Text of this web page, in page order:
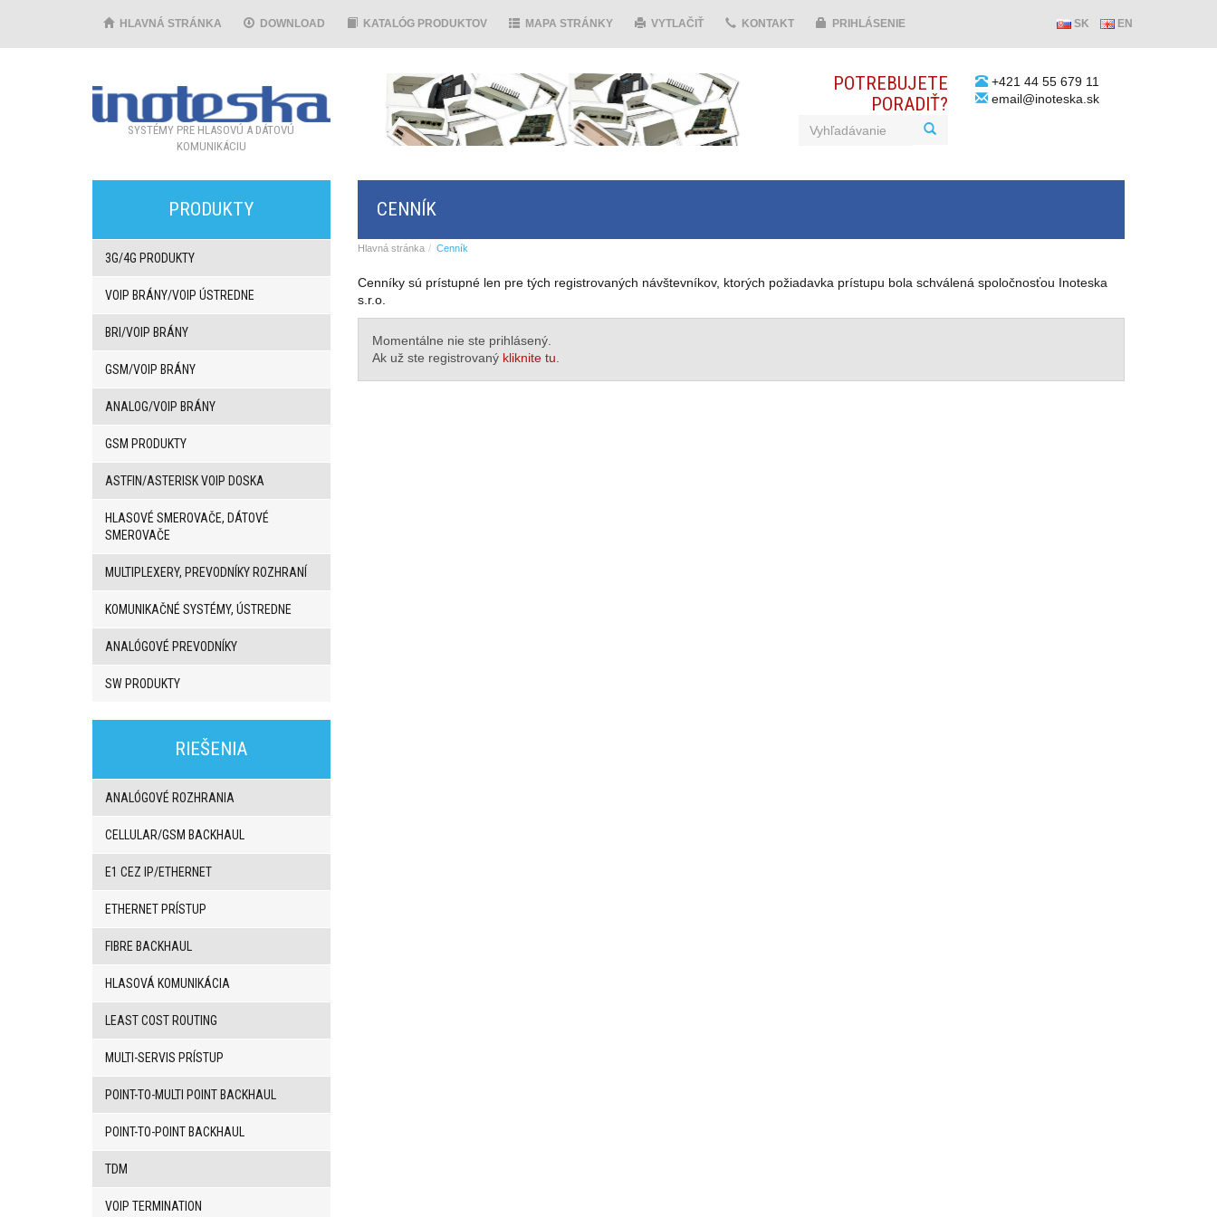
HLAVNÁ STRÁNKA DOWNLOAD KATALÓG PRODUKTOV MAPA STRÁNKY VYTLAČIŤ KONTAKT PRIHLÁSENIE SK EN
SYSTÉMY PRE HLASOVÚ A DÁTOVÚ
KOMUNIKÁCIU
POTREBUJETE
PORADIŤ?
+421 44 55 679 11
email@inoteska.sk
PRODUKTY
3G/4G PRODUKTY
VOIP BRÁNY/VOIP ÚSTREDNE
BRI/VOIP BRÁNY
GSM/VOIP BRÁNY
ANALOG/VOIP BRÁNY
GSM PRODUKTY
ASTFIN/ASTERISK VOIP DOSKA
HLASOVÉ SMEROVAČE, DÁTOVÉ
SMEROVAČE
MULTIPLEXERY, PREVODNÍKY ROZHRANÍ
KOMUNIKAČNÉ SYSTÉMY, ÚSTREDNE
ANALÓGOVÉ PREVODNÍKY
SW PRODUKTY
produkty
brány/VoIP
ústredne
BRI/VOIP
Brány
brány
ANALOG/VOIP
GSM
Astfin/Asterisk
VoIP
doska
Hlasové
smerovače,
dátové
smerovače
prevodníky
Komunikačné
systémy,
prevodníky
SW
RIEŠENIA
ANALÓGOVÉ ROZHRANIA
CELLULAR/GSM BACKHAUL
E1 CEZ IP/ETHERNET
ETHERNET PRÍSTUP
FIBRE BACKHAUL
HLASOVÁ KOMUNIKÁCIA
LEAST COST ROUTING
MULTI-SERVIS PRÍSTUP
POINT-TO-MULTI POINT BACKHAUL
POINT-TO-POINT BACKHAUL
TDM
VOIP TERMINATION
CENNÍK
Hlavná stránka Cenník
Cenníky sú prístupné len pre tých registrovaných návštevníkov, ktorých požiadavka prístupu bola schválená spoločnosťou Inoteska
s.r.o.
Momentálne nie ste prihlásený.
Ak už ste registrovaný kliknite tu.